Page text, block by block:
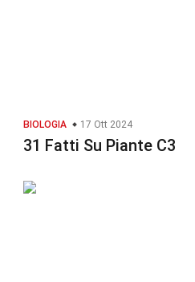
BIOLOGIA 17 Ott 2024
31 Fatti Su Piante C3